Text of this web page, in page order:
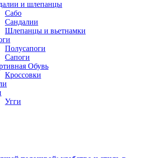
и шлепанцы
Сабо
Сандалии
Шлепанцы и вьетнамки
Полусапоги
Сапоги
Обувь
Кроссовки
Угги